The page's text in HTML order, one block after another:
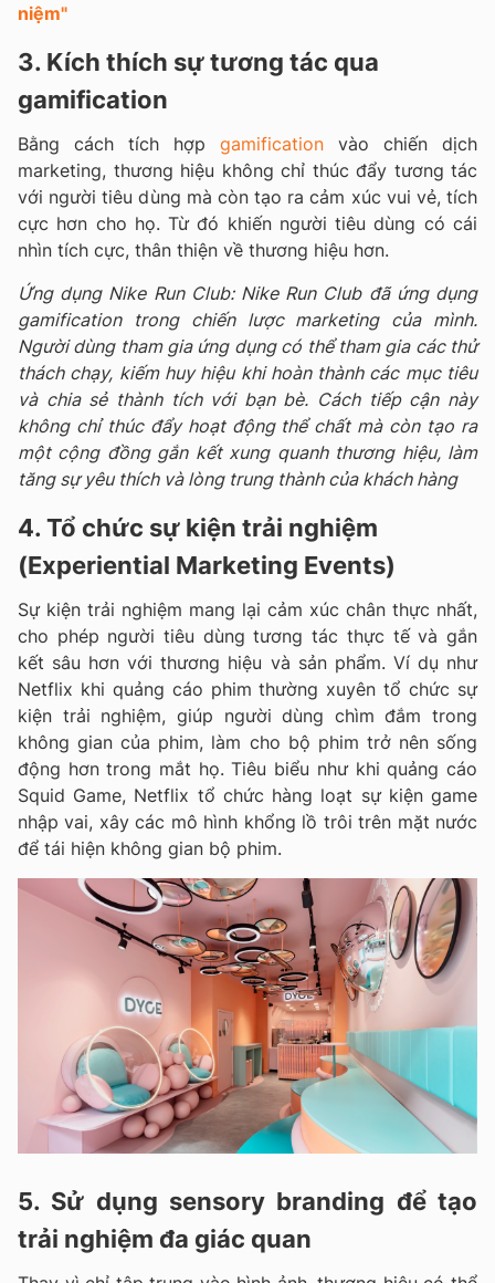
niệm"
3. Kích thích sự tương tác qua
gamification
Bằng cách tích hợp gamification vào chiến dịch
marketing, thương hiệu không chỉ thúc đẩy tương tác
với người tiêu dùng mà còn tạo ra cảm xúc vui vẻ, tích
cực hơn cho họ. Từ đó khiến người tiêu dùng có cái
nhìn tích cực, thân thiện về thương hiệu hơn.
Ứng dụng Nike Run Club: Nike Run Club đã ứng dụng
gamification trong chiến lược marketing của mình.
Người dùng tham gia ứng dụng có thể tham gia các thử
thách chạy, kiếm huy hiệu khi hoàn thành các mục tiêu
và chia sẻ thành tích với bạn bè. Cách tiếp cận này
không chỉ thúc đẩy hoạt động thể chất mà còn tạo ra
một cộng đồng gắn kết xung quanh thương hiệu, làm
tăng sự yêu thích và lòng trung thành của khách hàng
4. Tổ chức sự kiện trải nghiệm
(Experiential Marketing Events)
Sự kiện trải nghiệm mang lại cảm xúc chân thực nhất,
cho phép người tiêu dùng tương tác thực tế và gắn
kết sâu hơn với thương hiệu và sản phẩm. Ví dụ như
Netflix khi quảng cáo phim thường xuyên tổ chức sự
kiện trải nghiệm, giúp người dùng chìm đắm trong
không gian của phim, làm cho bộ phim trở nên sống
động hơn trong mắt họ. Tiêu biểu như khi quảng cáo
Squid Game, Netflix tổ chức hàng loạt sự kiện game
nhập vai, xây các mô hình khổng lồ trôi trên mặt nước
để tái hiện không gian bộ phim.
5. Sử dụng sensory branding để tạo
trải nghiệm đa giác quan